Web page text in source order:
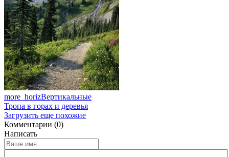
more_horizВертикальные
Тропа в горах и деревья
Загрузить еще похожие
Комментарии (0)
Написать